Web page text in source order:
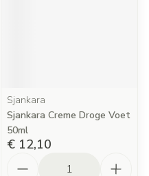
Sjankara
Sjankara Creme Droge Voet
50ml
€ 12,10